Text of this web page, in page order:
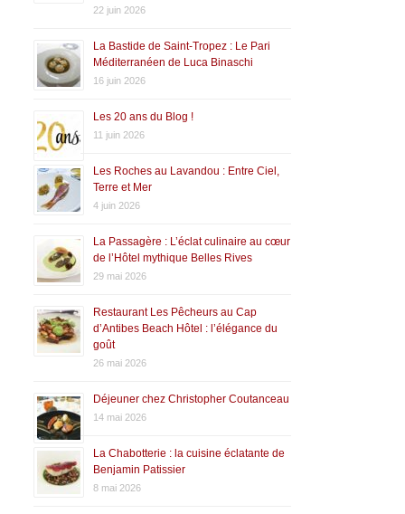
22 juin 2026
La Bastide de Saint-Tropez : Le Pari
Méditerranéen de Luca Binaschi
16 juin 2026
Les 20 ans du Blog !
11 juin 2026
Les Roches au Lavandou : Entre Ciel,
Terre et Mer
4 juin 2026
La Passagère : L’éclat culinaire au cœur
de l’Hôtel mythique Belles Rives
29 mai 2026
Restaurant Les Pêcheurs au Cap
d’Antibes Beach Hôtel : l’élégance du
goût
26 mai 2026
Déjeuner chez Christopher Coutanceau
14 mai 2026
La Chabotterie : la cuisine éclatante de
Benjamin Patissier
8 mai 2026